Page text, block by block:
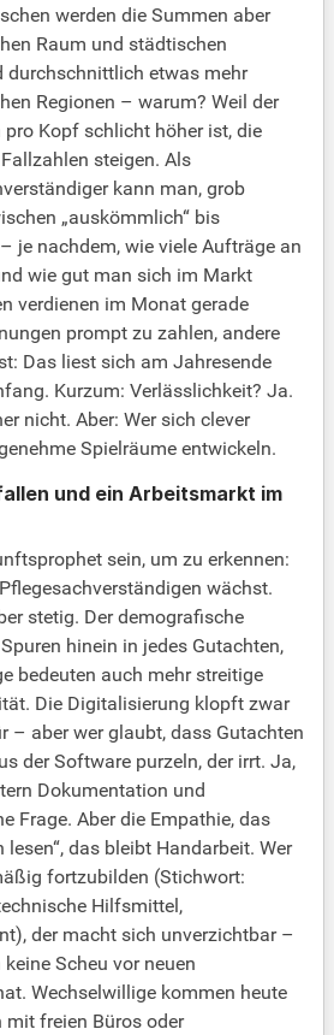
werden die Summen aber
Raum und städtischen
durchschnittlich etwas mehr
Regionen – warum? Weil der
Kopf schlicht höher ist, die
steigen. Als
kann man, grob
„auskömmlich“ bis
je nachdem, wie viele Aufträge an
wie gut man sich im Markt
verdienen im Monat gerade
prompt zu zahlen, andere
Das liest sich am Jahresende
Kurzum: Verlässlichkeit? Ja.
nicht. Aber: Wer sich clever
Spielräume entwickeln.
und ein Arbeitsmarkt im
sein, um zu erkennen:
wächst.
stetig. Der demografische
hinein in jedes Gutachten,
bedeuten auch mehr streitige
Die Digitalisierung klopft zwar
– aber wer glaubt, dass Gutachten
der Software purzeln, der irrt. Ja,
Dokumentation und
Frage. Aber die Empathie, das
lesen“, das bleibt Handarbeit. Wer
fortzubilden (Stichwort:
Hilfsmittel,
der macht sich unverzichtbar –
Scheu vor neuen
Wechselwillige kommen heute
mit freien Büros oder